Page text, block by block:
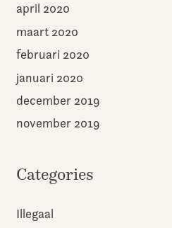
april 2020
maart 2020
februari 2020
januari 2020
december 2019
november 2019
Categories
Illegaal